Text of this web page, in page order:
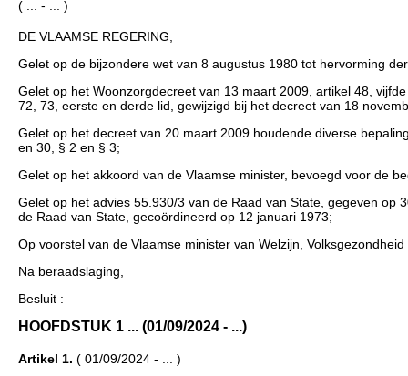
( ... - ... )
DE VLAAMSE REGERING,
Gelet op de bijzondere wet van 8 augustus 1980 tot hervorming
Gelet op het Woonzorgdecreet van 13 maart 2009, artikel 48,
72, 73, eerste en derde lid, gewijzigd bij het decreet van 18
Gelet op het decreet van 20 maart 2009 houdende diverse
en 30, § 2 en § 3;
Gelet op het akkoord van de Vlaamse minister, bevoegd voor de
Gelet op het advies 55.930/3 van de Raad van State, gegeven op
de Raad van State, gecoördineerd op 12 januari 1973;
Op voorstel van de Vlaamse minister van Welzijn,
Na beraadslaging,
Besluit :
HOOFDSTUK 1 ... (01/09/2024 - ...)
Artikel 1. ( 01/09/2024 - ... )